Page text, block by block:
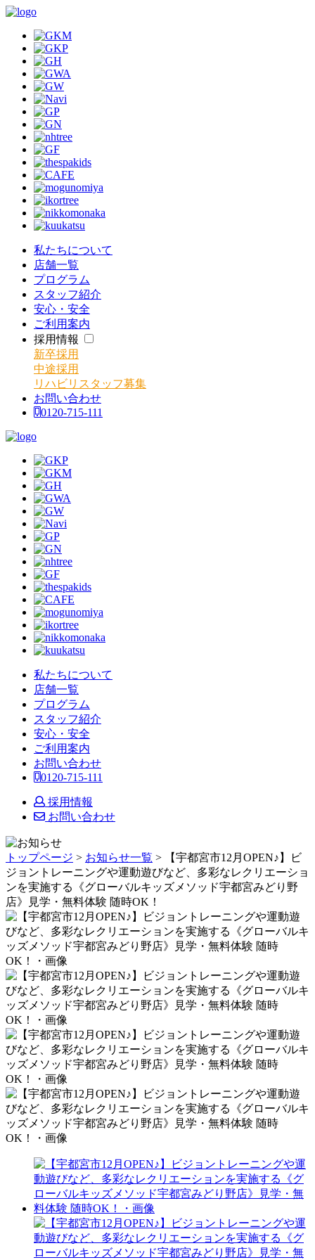
私たちについて
店舗一覧
プログラム
スタッフ紹介
安心・安全
ご利用案内
採用情報
新卒採用
中途採用
リハビリスタッフ募集
お問い合わせ
0120-715-111
私たちについて
店舗一覧
プログラム
スタッフ紹介
安心・安全
ご利用案内
お問い合わせ
0120-715-111
採用情報
お問い合わせ
トップページ > お知らせ一覧 > 【宇都宮市12月OPEN♪】ビ
ジョントレーニングや運動遊びなど、多彩なレクリエーショ
ンを実施する《グローバルキッズメソッド宇都宮みどり野
店》見学・無料体験 随時OK！